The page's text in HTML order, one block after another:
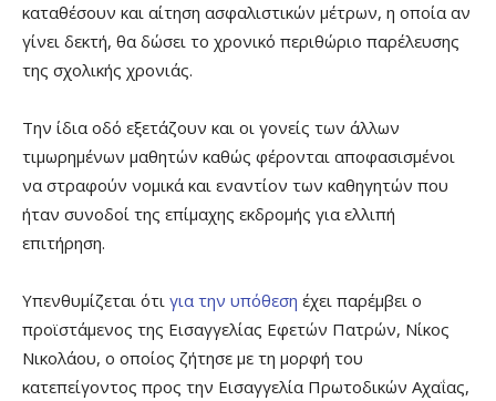
καταθέσουν και αίτηση ασφαλιστικών μέτρων, η οποία αν
γίνει δεκτή, θα δώσει το χρονικό περιθώριο παρέλευσης
της σχολικής χρονιάς.
Την ίδια οδό εξετάζουν και οι γονείς των άλλων
τιμωρημένων μαθητών καθώς φέρονται αποφασισμένοι
να στραφούν νομικά και εναντίον των καθηγητών που
ήταν συνοδοί της επίμαχης εκδρομής για ελλιπή
επιτήρηση.
Υπενθυμίζεται ότι για την υπόθεση έχει παρέμβει ο
προϊστάμενος της Εισαγγελίας Εφετών Πατρών, Νίκος
Νικολάου, ο οποίος ζήτησε με τη μορφή του
κατεπείγοντος προς την Εισαγγελία Πρωτοδικών Αχαΐας,